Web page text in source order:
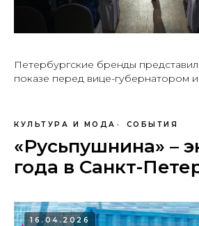
Петербургские бренды
показе перед вице-губернатором
КУЛЬТУРА И МОДА СОБЫТИЯ
«Русьпушнина» –
года в Санкт-
16.04.2026